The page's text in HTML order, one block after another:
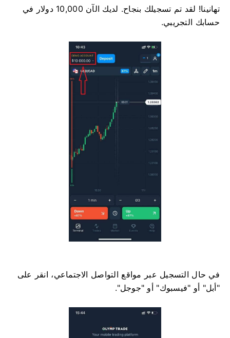
تهانينا! لقد تم تسجيلك بنجاح. لديك الآن 10,000 دولار في
حسابك التجريبي.
في حال التسجيل عبر مواقع التواصل الاجتماعي، انقر على
"أبل" أو "فيسبوك" أو "جوجل".